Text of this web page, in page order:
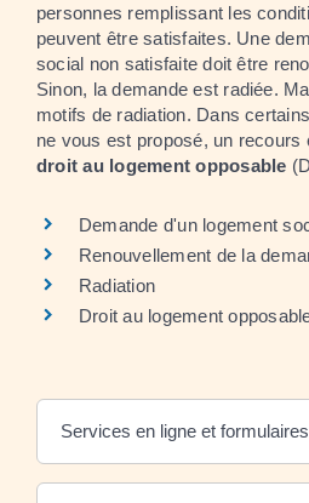
personnes remplissant les
peuvent être satisfaites. Une
social non satisfaite doit être
Sinon, la demande est radiée.
motifs de radiation. Dans
ne vous est proposé, un recours
droit au logement opposable
Demande d'un logement
Renouvellement de la
Radiation
Droit au logement
Services en ligne et formulaires